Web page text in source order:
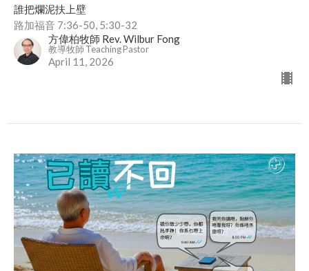
誰把爛泥扶上壁
路加福音 7:36-50, 5:30-32
方偉柏牧師 Rev. Wilbur Fong
教導牧師 Teaching Pastor
April 11, 2026